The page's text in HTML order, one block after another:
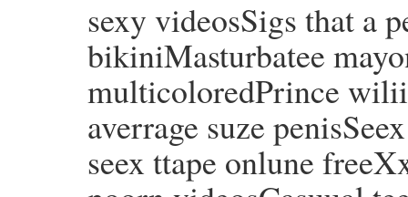
sexy videosSigs that a
bikiniMasturbatee
multicoloredPrince
averrage suze
seex ttape onlune